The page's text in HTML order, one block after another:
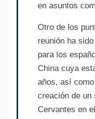
en asuntos
Otro de los
reunión ha
para los
China cuya
años, así
creación de un
Cervantes en